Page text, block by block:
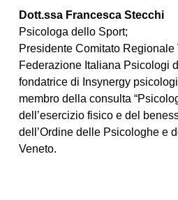
Dott.ssa Francesca Stecchi
Psicologa dello Sport;
Presidente Comitato Regionale
Federazione Italiana Psicologi
fondatrice di Insynergy
membro della consulta
dell’esercizio fisico e del
dell’Ordine delle Psicologhe e
Veneto.